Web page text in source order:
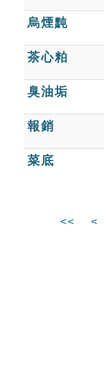
烏煙黗
茶心粕
臭油垢
報銷
菜底
<< <